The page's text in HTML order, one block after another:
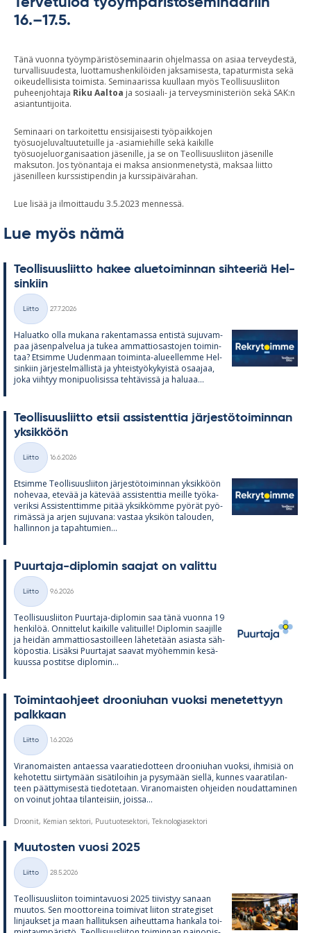
16.–17.5.
Tänä vuonna työympäristöseminaarin ohjelmassa on asiaa terveydestä,
turvallisuudesta, luottamushenkilöiden jaksamisesta, tapaturmista sekä
oikeudellisista toimista. Seminaarissa kuullaan myös Teollisuusliiton
puheenjohtaja Riku Aaltoa ja sosiaali- ja terveysministeriön sekä SAK:n
asiantuntijoita.
Seminaari on tarkoitettu ensisijaisesti työpaikkojen
työsuojeluvaltuutetuille ja -asiamiehille sekä kaikille
työsuojeluorganisaation jäsenille, ja se on Teollisuusliiton jäsenille
maksuton. Jos työnantaja ei maksa ansionmenetystä, maksaa liitto
jäsenilleen kurssistipendin ja kurssipäivärahan.
Lue lisää ja ilmoittaudu 3.5.2023 mennessä.
Lue myös nämä
Teol­li­suus­liitto ha­kee alue­toi­min­nan sih­tee­riä Hel­
sin­kiin
Kategoriat
Liitto
27.7.2026
Ha­luatko olla mu­kana ra­ken­ta­massa en­tistä su­ju­vam­
paa jä­sen­pal­ve­lua ja tu­kea am­mat­tio­sas­to­jen toi­min­
taa? Et­simme Uu­den­maan toi­minta-alu­eel­lemme Hel­
sin­kiin jär­jes­tel­mäl­listä ja yh­teis­työ­ky­kyistä osaa­jaa,
joka viih­tyy mo­ni­puo­li­sissa teh­tä­vissä ja ha­luaa...
Teol­li­suus­liitto et­sii as­sis­tent­tia jär­jes­tö­toi­min­nan
yk­sik­köön
Kategoriat
Liitto
16.6.2026
Et­simme Teol­li­suus­lii­ton jär­jes­tö­toi­min­nan yk­sik­köön
no­he­vaa, ete­vää ja kä­te­vää as­sis­tent­tia meille työ­ka­
ve­riksi As­sis­tent­timme pi­tää yk­sik­kömme pyö­rät pyö­
ri­mässä ja ar­jen su­ju­vana: vas­taa yk­si­kön ta­lou­den,
hal­lin­non ja ta­pah­tu­mien...
Puur­taja-diplo­min saa­jat on va­littu
Kategoriat
Liitto
9.6.2026
Teol­li­suus­lii­ton Puur­taja-diplo­min saa tänä vuonna 19
hen­ki­löä. On­nit­te­lut kai­kille va­li­tuille! Diplo­min saa­jille
ja hei­dän am­mat­tio­sas­toil­leen lä­he­te­tään asiasta säh­
kö­pos­tia. Li­säksi Puur­ta­jat saa­vat myö­hem­min ke­sä­
kuussa pos­titse diplo­min...
Toi­min­taoh­jeet droo­niu­han vuoksi me­ne­tet­tyyn
palk­kaan
Kategoriat
Liitto
1.6.2026
Vi­ran­omais­ten an­taessa vaa­ra­tie­dot­teen droo­niu­han vuoksi, ih­mi­siä on
ke­ho­tettu siir­ty­mään si­sä­ti­loi­hin ja py­sy­mään siellä, kun­nes vaa­ra­ti­lan­
teen päät­ty­mi­sestä tie­do­te­taan. Vi­ran­omais­ten oh­jei­den nou­dat­ta­mi­nen
on voi­nut joh­taa ti­lan­tei­siin, joissa...
Droonit, Kemian sektori, Puutuotesektori, Teknologiasektori
Muu­tos­ten vuosi 2025
Kategoriat
Liitto
28.5.2026
Teol­li­suus­lii­ton toi­min­ta­vuosi 2025 tii­vis­tyy sa­naan
muu­tos. Sen moot­to­reina toi­mi­vat lii­ton stra­te­gi­set
lin­jauk­set ja maan hal­li­tuk­sen ai­heut­tama han­kala toi­